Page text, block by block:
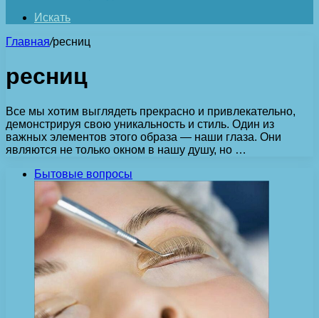
Искать
Главная/ресниц
ресниц
Все мы хотим выглядеть прекрасно и привлекательно,
демонстрируя свою уникальность и стиль. Один из
важных элементов этого образа — наши глаза. Они
являются не только окном в нашу душу, но …
Бытовые вопросы